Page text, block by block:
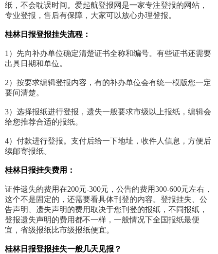
纸，不会耽误时间。爱起航登报网是一家专注登报的网站，
专业登报，售后有保障，大家可以放心办理登报。
桂林日报登报挂失流程：
1）先向补办单位确定清楚证书全称和编号。有些证书还需要
出具日期和单位。
2）按要求编辑登报内容，有的补办单位会有统一模版您一定
要问清楚。
3）选择报纸进行登报，遗失一般要求市级以上报纸，编辑会
给您推荐合适的报纸。
4）付款进行登报。支付后给一下地址，收件人信息，方便后
续邮寄报纸。
桂林日报挂失费用：
证件遗失的费用在200元-300元，公告的费用300-600元左右，
这个不是固定的，还需要看具体刊登的内容。登报挂失、公
告声明、遗失声明的费用取决于您刊登的报纸，不同报纸，
登报遗失声明的费用都不一样，一般情况下全国报纸最便
宜，省级报纸比市级报纸便宜。
桂林日报登报挂失一般几天见报？